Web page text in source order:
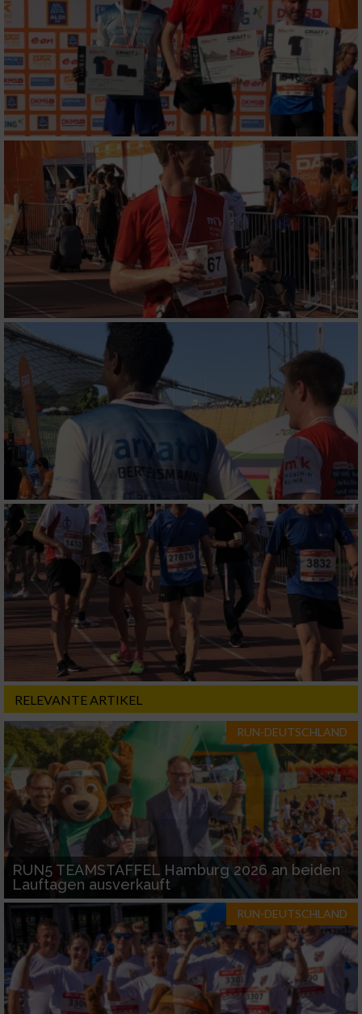
RELEVANTE ARTIKEL
RUN-DEUTSCHLAND
RUN5 TEAMSTAFFEL Hamburg 2026 an beiden
Lauftagen ausverkauft
RUN-DEUTSCHLAND